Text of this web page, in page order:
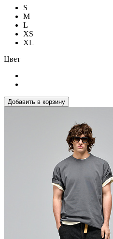
S
M
L
XS
XL
Цвет
Добавить в корзину